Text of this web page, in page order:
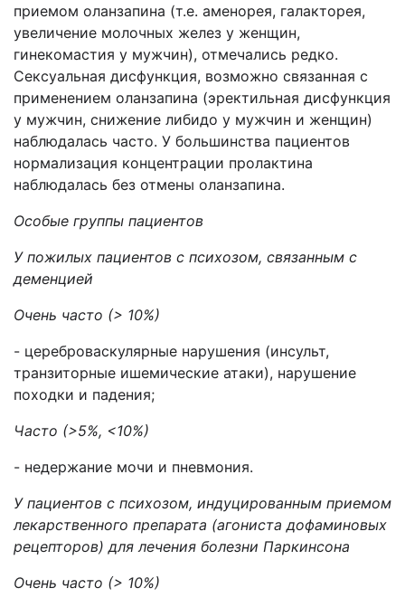
приемом оланзапина (т.е. аменорея, галакторея,
увеличение молочных желез у женщин,
гинекомастия у мужчин), отмечались редко.
Сексуальная дисфункция, возможно связанная с
применением оланзапина (эректильная дисфункция
у мужчин, снижение либидо у мужчин и женщин)
наблюдалась часто. У большинства пациентов
нормализация концентрации пролактина
наблюдалась без отмены оланзапина.
Особые группы пациентов
У пожилых пациентов с психозом, связанным с
деменцией
Очень часто (> 10%)
- цереброваскулярные нарушения (инсульт,
транзиторные ишемические атаки), нарушение
походки и падения;
Часто (>5%, <10%)
- недержание мочи и пневмония.
У пациентов с психозом, индуцированным приемом
лекарственного препарата (агониста дофаминовых
рецепторов) для лечения болезни Паркинсона
Очень часто (> 10%)